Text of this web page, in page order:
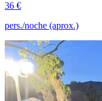
36 €
pers./noche (aprox.)